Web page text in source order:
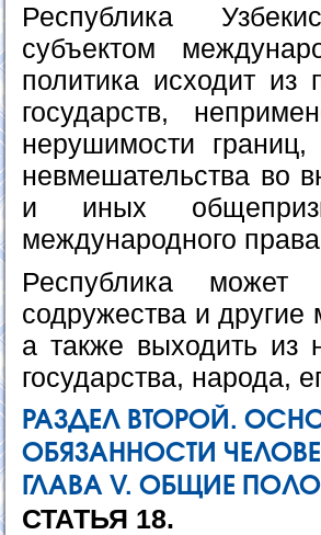
Республика
субъектом
политика исходит из
государств,
нерушимости границ,
невмешательства во
и иных
международного
Республика
содружества и другие
а также выходить из
государства, народа,
РАЗДЕЛ ВТОРОЙ.
ОБЯЗАННОСТИ
ГЛАВА V. ОБЩИЕ
СТАТЬЯ 18.